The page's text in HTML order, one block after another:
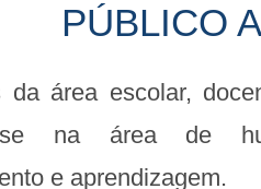
PÚBLICO
da área escolar,
se na área de
e aprendizagem.